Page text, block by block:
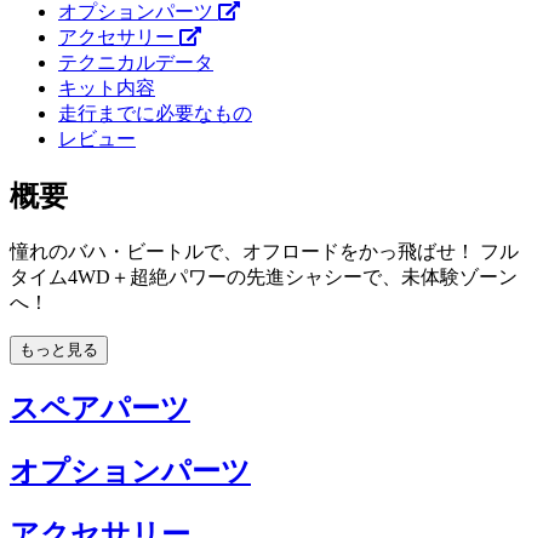
オプションパーツ
アクセサリー
テクニカルデータ
キット内容
走行までに必要なもの
レビュー
概要
憧れのバハ・ビートルで、オフロードをかっ飛ばせ！ フル
タイム4WD＋超絶パワーの先進シャシーで、未体験ゾーン
へ！
もっと見る
スペアパーツ
オプションパーツ